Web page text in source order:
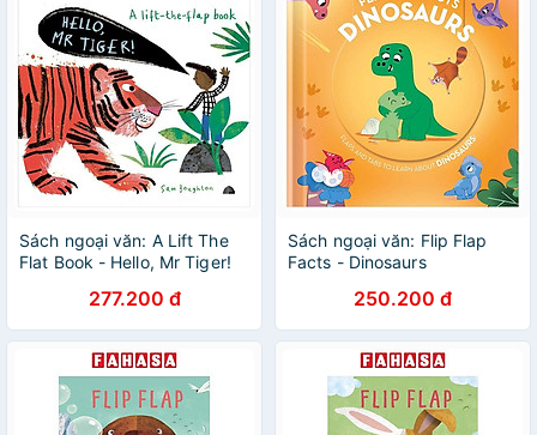
Sách ngoại văn: A Lift The
Flat Book - Hello, Mr Tiger!
277.200 đ
Sách ngoại văn: Flip Flap
Facts - Dinosaurs
250.200 đ